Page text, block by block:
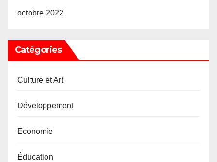
octobre 2022
Catégories
Culture et Art
Développement
Economie
Éducation